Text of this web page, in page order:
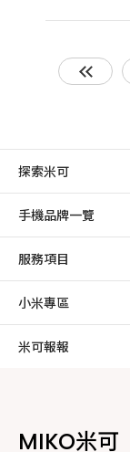
探索米可
手機品牌一覽
服務項目
小米專區
米可報報
MIKO米可